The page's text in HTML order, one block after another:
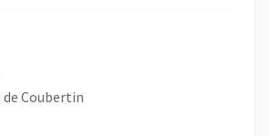
Coubertin